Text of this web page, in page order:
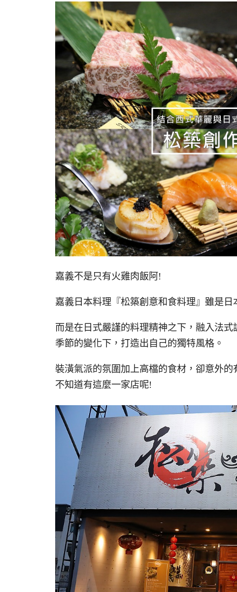
嘉義不是只有火雞肉飯阿!
嘉義日本料理『松築創意和食料理』雖是日
而是在日式嚴謹的料理精神之下，融入法
季節的變化下，打造出自己的獨特風格。
裝潢氣派的氛圍加上高檔的食材，卻意外
不知道有這麼一家店呢!